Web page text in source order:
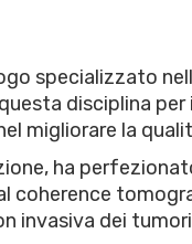
specializzato
disciplina
migliorare la
ha
coherence
invasiva dei